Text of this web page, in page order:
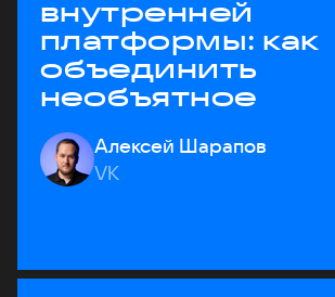
внутренней
платформы: как
объединить
необъятное
Алексей Шарапов
VK